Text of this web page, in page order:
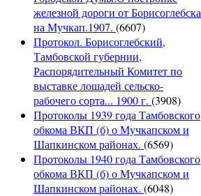
железной дороги от Борисоглебска
на Мучкап.1907. (6607)
Протокол. Борисоглебский,
Тамбовской губернии,
Распорядительный Комитет по
выставке лошадей сельско-
рабочего сорта... 1900 г. (3908)
Протоколы 1939 года Тамбовского
обкома ВКП (б) о Мучкапском и
Шапкинском районах. (6569)
Протоколы 1940 года Тамбовского
обкома ВКП (б) о Мучкапском и
Шапкинском районах. (6048)